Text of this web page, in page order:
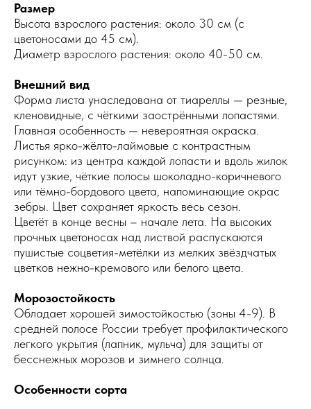
Размер
Высота взрослого растения: около 30 см (с
цветоносами до 45 см).
Диаметр взрослого растения: около 40-50 см.
Внешний вид
Форма листа унаследована от тиареллы — резные,
кленовидные, с чёткими заострёнными лопастями.
Главная особенность — невероятная окраска.
Листья ярко-жёлто-лаймовые с контрастным
рисунком: из центра каждой лопасти и вдоль жилок
идут узкие, чёткие полосы шоколадно-коричневого
или тёмно-бордового цвета, напоминающие окрас
зебры. Цвет сохраняет яркость весь сезон.
Цветёт в конце весны – начале лета. На высоких
прочных цветоносах над листвой распускаются
пушистые соцветия-метёлки из мелких звёздчатых
цветков нежно-кремового или белого цвета.
Морозостойкость
Обладает хорошей зимостойкостью (зоны 4-9). В
средней полосе России требует профилактического
легкого укрытия (лапник, мульча) для защиты от
бесснежных морозов и зимнего солнца.
Особенности сорта